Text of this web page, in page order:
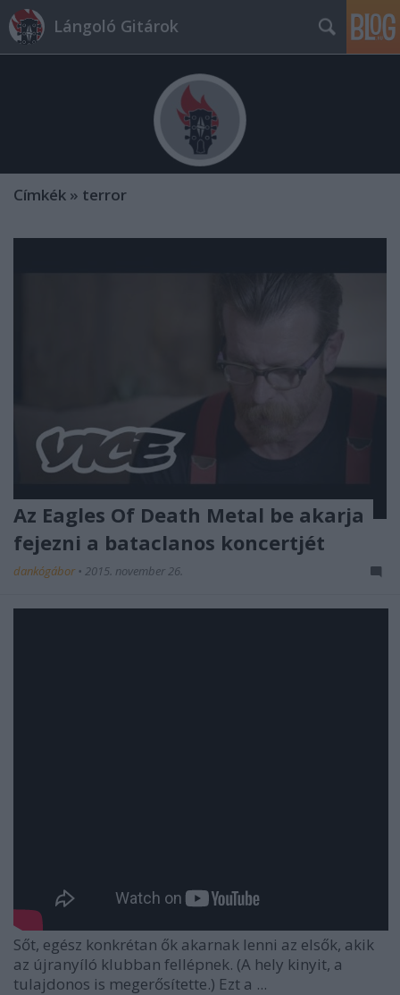
Lángoló Gitárok
Címkék » terror
Az Eagles Of Death Metal be akarja
fejezni a bataclanos koncertjét
dankógábor • 2015. november 26.
Sőt, egész konkrétan ők akarnak lenni az elsők, akik
az újranyíló klubban fellépnek. (A hely kinyit, a
tulajdonos is megerősítette.) Ezt a ...